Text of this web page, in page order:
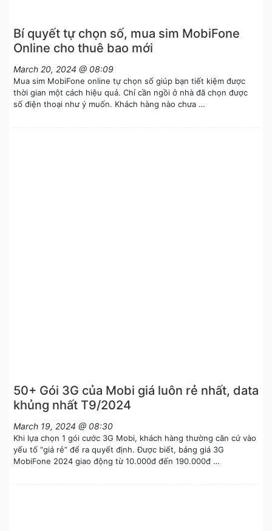
Bí quyết tự chọn số, mua sim MobiFone
Online cho thuê bao mới
March 20, 2024 @ 08:09
Mua sim MobiFone online tự chọn số giúp bạn tiết kiệm được
thời gian một cách hiệu quả. Chỉ cần ngồi ở nhà đã chọn được
số điện thoại như ý muốn. Khách hàng nào chưa …
50+ Gói 3G của Mobi giá luôn rẻ nhất, data
khủng nhất T9/2024
March 19, 2024 @ 08:30
Khi lựa chọn 1 gói cước 3G Mobi, khách hàng thường căn cứ vào
yếu tố “giá rẻ” để ra quyết định. Được biết, bảng giá 3G
MobiFone 2024 giao động từ 10.000đ đến 190.000đ …